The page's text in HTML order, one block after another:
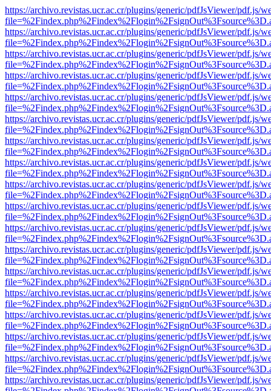
https://archivo.revistas.ucr.ac.cr/plugins/generic/pdfJsViewer/pdf.js/
https://archivo.revistas.ucr.ac.cr/plugins/generic/pdfJsViewer/pdf.js/
https://archivo.revistas.ucr.ac.cr/plugins/generic/pdfJsViewer/pdf.js/
https://archivo.revistas.ucr.ac.cr/plugins/generic/pdfJsViewer/pdf.js/
https://archivo.revistas.ucr.ac.cr/plugins/generic/pdfJsViewer/pdf.js/
https://archivo.revistas.ucr.ac.cr/plugins/generic/pdfJsViewer/pdf.js/
https://archivo.revistas.ucr.ac.cr/plugins/generic/pdfJsViewer/pdf.js/
https://archivo.revistas.ucr.ac.cr/plugins/generic/pdfJsViewer/pdf.js/
https://archivo.revistas.ucr.ac.cr/plugins/generic/pdfJsViewer/pdf.js/
https://archivo.revistas.ucr.ac.cr/plugins/generic/pdfJsViewer/pdf.js/
https://archivo.revistas.ucr.ac.cr/plugins/generic/pdfJsViewer/pdf.js/
https://archivo.revistas.ucr.ac.cr/plugins/generic/pdfJsViewer/pdf.js/
https://archivo.revistas.ucr.ac.cr/plugins/generic/pdfJsViewer/pdf.js/
https://archivo.revistas.ucr.ac.cr/plugins/generic/pdfJsViewer/pdf.js/
https://archivo.revistas.ucr.ac.cr/plugins/generic/pdfJsViewer/pdf.js/
https://archivo.revistas.ucr.ac.cr/plugins/generic/pdfJsViewer/pdf.js/
https://archivo.revistas.ucr.ac.cr/plugins/generic/pdfJsViewer/pdf.js/
https://archivo.revistas.ucr.ac.cr/plugins/generic/pdfJsViewer/pdf.js/